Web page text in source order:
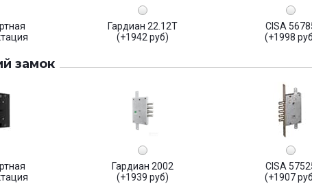
Гардиан 22.12Т
(+1942 руб)
CISA
(+1998
замок
Гардиан 2002
(+1939 руб)
CISA
(+1907